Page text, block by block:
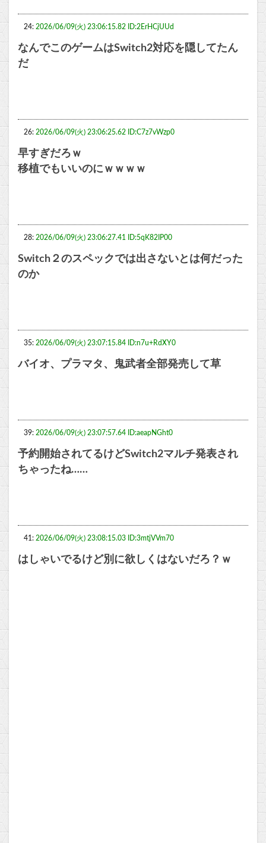
24: 2026/06/09(火) 23:06:15.82 ID:2ErHCjUUd
なんでこのゲームはSwitch2対応を隠してたん
だ
26: 2026/06/09(火) 23:06:25.62 ID:C7z7vWzp0
早すぎだろｗ
移植でもいいのにｗｗｗｗ
28: 2026/06/09(火) 23:06:27.41 ID:5qK82IP00
Switch２のスペックでは出さないとは何だった
のか
35: 2026/06/09(火) 23:07:15.84 ID:n7u+RdXY0
バイオ、プラマタ、鬼武者全部発売して草
39: 2026/06/09(火) 23:07:57.64 ID:aeapNGht0
予約開始されてるけどSwitch2マルチ発表され
ちゃったね……
41: 2026/06/09(火) 23:08:15.03 ID:3mtjVVm70
はしゃいでるけど別に欲しくはないだろ？ｗ